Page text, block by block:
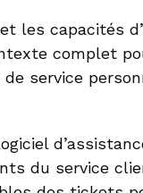
les capacités
complet
service
du service